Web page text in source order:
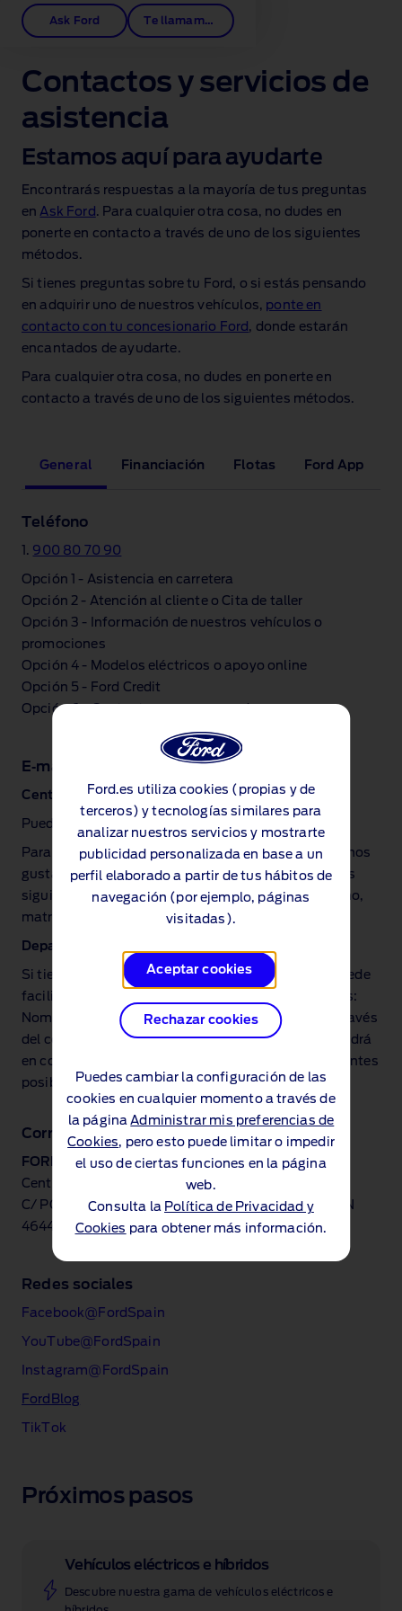
Ford.es utiliza cookies (propias y de
terceros) y tecnologías similares para
analizar nuestros servicios y mostrarte
publicidad personalizada en base a un
perfil elaborado a partir de tus hábitos de
navegación (por ejemplo, páginas
visitadas).
Aceptar cookies
Rechazar cookies
Puedes cambiar la configuración de las
cookies en cualquier momento a través de
la páginaAdministrar mis preferencias de
Cookies, pero esto puede limitar o impedir
el uso de ciertas funciones en la página
web.
Consulta la Política de Privacidad y
Cookies para obtener más información.
Ask Ford Te llamamos
Contactos y servicios de
asistencia
Estamos aquí para ayudarte
Encontrarás respuestas a la mayoría de tus preguntas
enAsk Ford . Para cualquier otra cosa, no dudes en
ponerte en contacto a través de uno de los siguientes
métodos.
Si tienes preguntas sobre tu Ford, o si estás pensando
en adquirir uno de nuestros vehículos, ponte en
contacto con tu concesionario Ford , donde estarán
encantados de ayudarte.
Para cualquier otra cosa, no dudes en ponerte en
contacto a través de uno de los siguientes métodos.
General Financiación Flotas Ford App
Teléfono
1. 900 80 70 90
Opción 1 ‑ Asistencia en carretera
Opción 2 ‑ Atención al cliente o Cita de taller
Opción 3 ‑ Información de nuestros vehículos o
promociones
Opción 4 ‑ Modelos eléctricos o apoyo online
Opción 5 ‑ Ford Credit
Opción 6 ‑ Contactar con un operador
E‑mail
Centro de Relaciones con Clientes:
Puede ponerse en contacto en crcspain@ford.com
Para poder gestionar adecuadamente su solicitud, nos
gustaría que nos facilitara junto con su pregunta los
siguientes datos: Nombre, Apellidos, Email, Teléfono,
matrícula del vehículo y nombre de la concesión.
Departamento venta de vehículos
Si tiene interés en alguno de nuestros vehículos, puede
facilitarnos su consulta junto a los siguientes datos:
Nombre, Apellidos y Teléfono (imprescindible), a través
del correo
info@infoford.esy nuestro equipo se pondrá
en contacto con usted a través de una llamada, lo antes
posible.
Correo postal
FORD ESPAÑA, S.L.
Centro de Relaciones con Clientes
C/ POLIGONO INDUSTRIAL (FACTORIA FORD), S/N
46440 Almussafes (Valencia)
Redes sociales
Facebook@FordSpain
YouTube@FordSpain
Instagram@FordSpain
FordBlog
TikTok
Próximos pasos
Vehículos eléctricos e híbridos
Descubre nuestra gama de vehículos eléctricos e